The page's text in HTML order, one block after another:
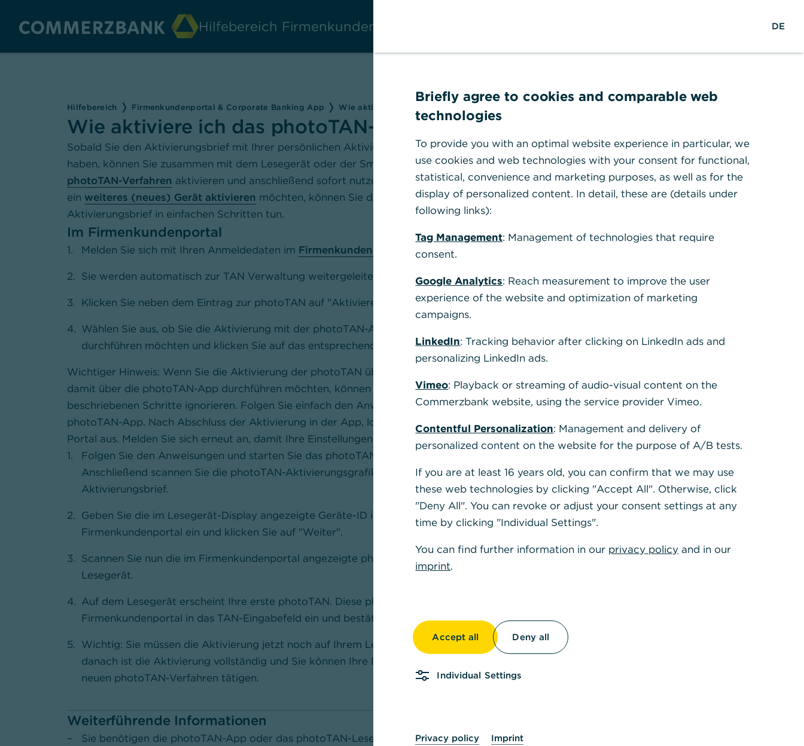
Hilfebereich Firmenkunden Zum Portal
Hilfebereich Firmenkundenportal & Corporate Banking App Wie aktiviere ich das photoTAN-Verfahren?
Wie aktiviere ich das photoTAN-Verfahren?
Sobald Sie den Aktivierungsbrief mit Ihrer persönlichen Aktivierungsgrafik erhalten
haben, können Sie zusammen mit dem Lesegerät oder der Smartphone-App das
photoTAN-Verfahren aktivieren und anschließend sofort nutzen. Wenn Sie
ein weiteres (neues) Gerät aktivieren möchten, können Sie dies ohne
Aktivierungsbrief in einfachen Schritten tun.
Im Firmenkundenportal
Melden Sie sich mit Ihren Anmeldedaten im Firmenkundenportal
an.
Sie werden automatisch zur TAN Verwaltung weitergeleitet.
Klicken Sie neben dem Eintrag zur photoTAN auf "Aktivieren".
Wählen Sie aus, ob Sie die Aktivierung mit der photoTAN-App oder dem Lesegerät
durchführen möchten und klicken Sie auf das entsprechende Feld.
Wichtiger Hinweis: Wenn Sie die Aktivierung der photoTAN über Ihr Smartphone und
damit über die photoTAN-App durchführen möchten, können Sie die nachfolgend
beschriebenen Schritte ignorieren. Folgen Sie einfach den Anweisungen in der
photoTAN-App. Nach Abschluss der Aktivierung in der App, loggen Sie sich aus dem
Portal aus. Melden Sie sich erneut an, damit Ihre Einstellungen wirksam werden.
Folgen Sie den Anweisungen und starten Sie das photoTAN-Lesegerät.
Anschließend scannen Sie die photoTAN-Aktivierungsgrafik aus dem
Aktivierungsbrief.
Geben Sie die im Lesegerät-Display angezeigte Geräte-ID im Eingabefeld im
Firmenkundenportal ein und klicken Sie auf "Weiter".
Scannen Sie nun die im Firmenkundenportal angezeigte photoTAN-Grafik mit Ihrem
Lesegerät.
Auf dem Lesegerät erscheint Ihre erste photoTAN. Diese photoTAN geben Sie im
Firmenkundenportal in das TAN-Eingabefeld ein und bestätigen mit "Weiter".
Wichtig: Sie müssen die Aktivierung jetzt noch auf Ihrem Lesegerät bestätigen. Erst
danach ist die Aktivierung vollständig und Sie können Ihre Bankgeschäfte mit dem
neuen photoTAN-Verfahren tätigen.
Weiterführende Informationen
Sie benötigen die photoTAN-App oder das photoTAN-Lesegerät in Kombination mit
DE
Briefly agree to cookies and comparable web
technologies
To provide you with an optimal website experience in particular, we
use cookies and web technologies with your consent for functional,
statistical, convenience and marketing purposes, as well as for the
display of personalized content. In detail, these are (details under
following links):
Tag Management: Management of technologies that require
consent.
Google Analytics: Reach measurement to improve the user
experience of the website and optimization of marketing
campaigns.
LinkedIn: Tracking behavior after clicking on LinkedIn ads and
personalizing LinkedIn ads.
Vimeo: Playback or streaming of audio-visual content on the
Commerzbank website, using the service provider Vimeo.
Contentful Personalization: Management and delivery of
personalized content on the website for the purpose of A/B tests.
If you are at least 16 years old, you can confirm that we may use
these web technologies by clicking "Accept All". Otherwise, click
"Deny All". You can revoke or adjust your consent settings at any
time by clicking "Individual Settings".
You can find further information in our privacy policy and in our
imprint.
Accept all Deny all
Individual Settings
Privacy policy Imprint